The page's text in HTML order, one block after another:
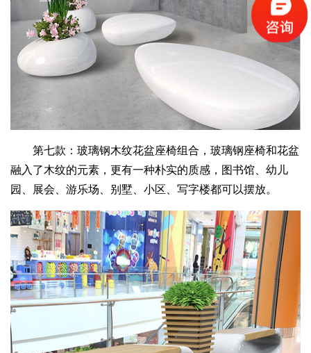
第七款：玻璃钢木纹花盆座椅组合，玻璃钢座椅和花盆
融入了木纹的元素，更有一种朴实的质感，图书馆、幼儿
园、展会、游乐场、别墅、小区、写字楼都可以摆放。